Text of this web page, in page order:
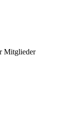
Mitglieder